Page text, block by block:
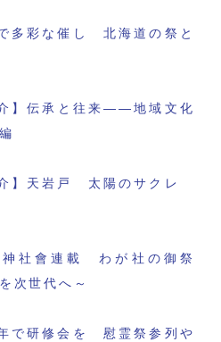
多彩な催し 北海道の祭と
介】伝承と往来――地域文化
介】天岩戸 太陽のサクレ
神社會連載 わが社の御祭
次世代へ～
で研修会を 慰霊祭参列や